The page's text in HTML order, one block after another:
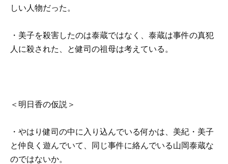
しい人物だった。
・美子を殺害したのは泰蔵ではなく、泰蔵は事件の真犯
人に殺された、と健司の祖母は考えている。
＜明日香の仮説＞
・やはり健司の中に入り込んでいる何かは、美紀・美子
と仲良く遊んでいて、同じ事件に絡んでいる山岡泰蔵な
のではないか。